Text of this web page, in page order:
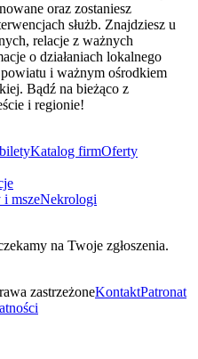
oraz zostaniesz
służb. Znajdziesz u
relacje z ważnych
o działaniach lokalnego
i ważnym ośrodkiem
Bądź na bieżąco z
i regionie!
Katalog firmOferty
i mszeNekrologi
na Twoje zgłoszenia.
zastrzeżoneKontaktPatronat